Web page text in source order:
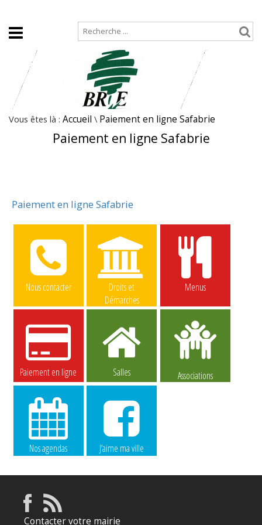
Vous êtes là : Accueil \ Paiement en ligne Safabrie
Paiement en ligne Safabrie
Paiement en ligne Safabrie
Nous contacter
Droits et
Démarches
Menus
Paiement en ligne Salles Associations
Nos agendas J’aime ma ville
Contacter votre mairie